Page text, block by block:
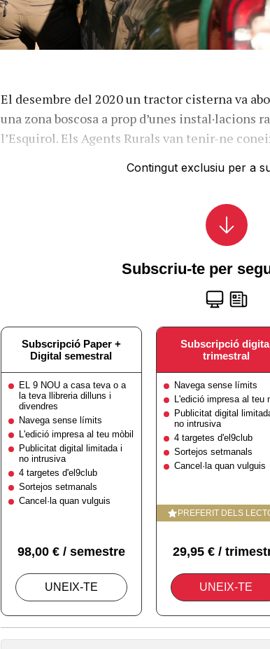
El desembre del 2020 un tractor cisterna va
una zona boscosa a prop d’unes instal·lacions
l’Esquirol. Els Agents Rurals van tenir-ne
Contingut exclusiu per a